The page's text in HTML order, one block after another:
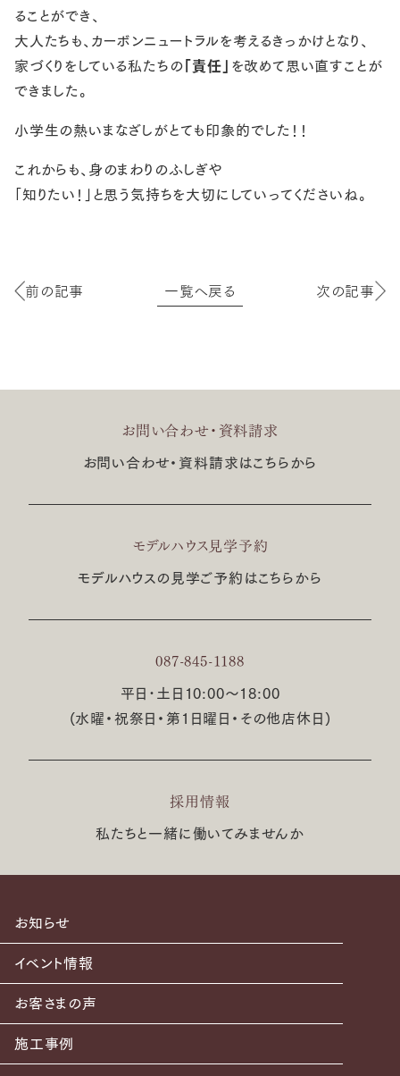
ることができ、
大人たちも、カーボンニュートラルを考えるきっかけとなり、
家づくりをしている私たちの 「責任」 を改めて思い直すことが
できました。
小学生の熱いまなざしがとても印象的でした！！
これからも、身のまわりのふしぎや
「知りたい！」と思う気持ちを大切にしていってくださいね。
前の記事 一覧へ戻る 次の記事
お問い合わせ・資料請求
お問い合わせ・資料請求はこちらから
モデルハウス見学予約
モデルハウスの見学ご予約はこちらから
087-845-1188
平日･土日10:00〜18:00
(水曜・祝祭日・第1日曜日・その他店休日)
採用情報
私たちと一緒に働いてみませんか
お知らせ
イベント情報
お客さまの声
施工事例